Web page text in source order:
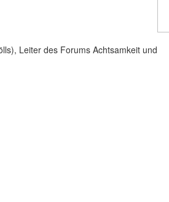
Leiter des Forums Achtsamkeit und